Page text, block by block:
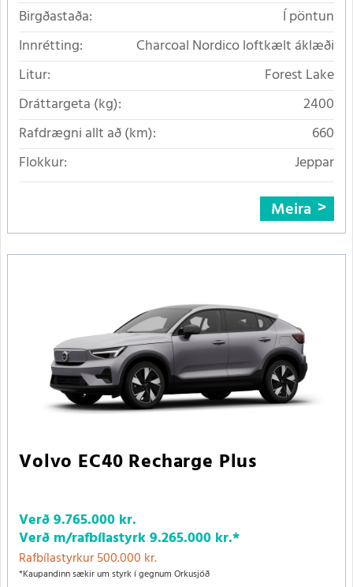
Birgðastaða:
Í pöntun
Innrétting:
Charcoal Nordico loftkælt áklæði
Litur:
Forest Lake
Dráttargeta (kg):
2400
Rafdrægni allt að (km):
660
Flokkur:
Jeppar
Meira
Volvo EC40 Recharge Plus
Verð9.765.000 kr.
Verð m/rafbílastyrk9.265.000 kr.*
Rafbílastyrkur 500.000 kr.
*Kaupandinn sækir um styrk í gegnum Orkusjóð